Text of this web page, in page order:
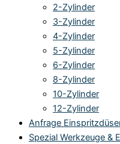
2-Zylinder
3-Zylinder
4-Zylinder
5-Zylinder
6-Zylinder
8-Zylinder
10-Zylinder
12-Zylinder
Anfrage
Spezial Werkzeuge &